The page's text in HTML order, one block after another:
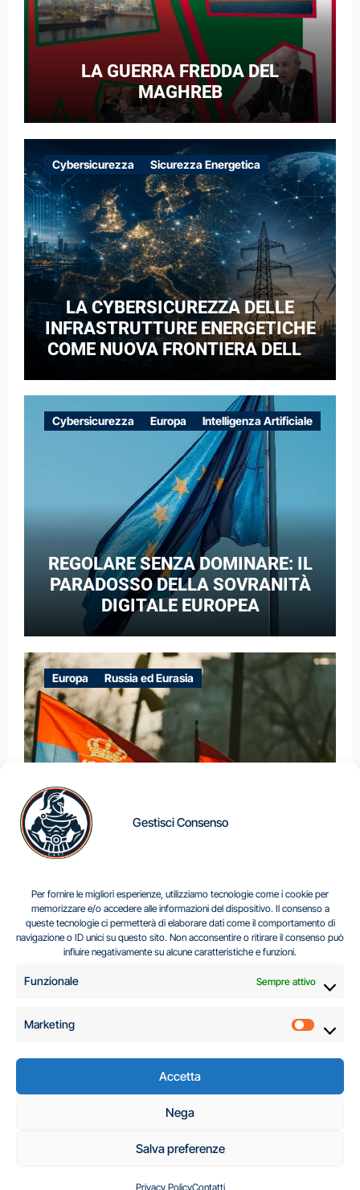
Gestisci Consenso
Per fornire le migliori esperienze, utilizziamo tecnologie come i cookie per
memorizzare e/o accedere alle informazioni del dispositivo. Il consenso a
queste tecnologie ci permetterà di elaborare dati come il comportamento di
navigazione o ID unici su questo sito. Non acconsentire o ritirare il consenso può
influire negativamente su alcune caratteristiche e funzioni.
Funzionale Sempre attivo
Marketing
Accetta
Nega
Salva preferenze
Privacy PolicyContatti
LA GUERRA FREDDA DEL
MAGHREB
Cybersicurezza Sicurezza Energetica
LA CYBERSICUREZZA DELLE
INFRASTRUTTURE ENERGETICHE
COME NUOVA FRONTIERA DELLA
CASO DELLE RETI ELETTRICHE
EUROPEE NEL CONTESTO DELLA
GUERRA IBRIDA
Cybersicurezza Europa Intelligenza Artificiale
REGOLARE SENZA DOMINARE: IL
PARADOSSO DELLA SOVRANITÀ
DIGITALE EUROPEA
Europa Russia ed Eurasia
Centro Analisi e Studi Italus © Tutti i diritti riservati
C.A.S.I. – Centro
Analisi e Studi Italus